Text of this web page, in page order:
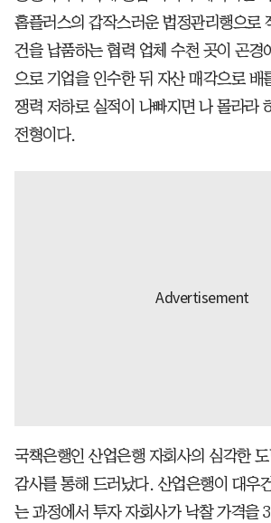
홈플러스의 갑작스러운 법정관리행으로
건을 납품하는 협력 업체 수천 곳이 곤경
으로 기업을 인수한 뒤 자산 매각으로 배
쟁력 저하로 실적이 나빠지면 나 몰라라
전형이다.
국책은행인 산업은행 자회사의 심각한
감사를 통해 드러났다. 산업은행이 대우
는 과정에서 투자 자회사가 낙찰 가격을